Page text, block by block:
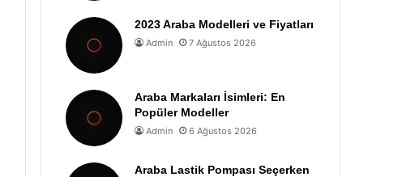
2023 Araba Modelleri ve Fiyatları
Admin 7 Ağustos 2026
Araba Markaları İsimleri: En
Popüler Modeller
Admin 6 Ağustos 2026
Araba Lastik Pompası Seçerken